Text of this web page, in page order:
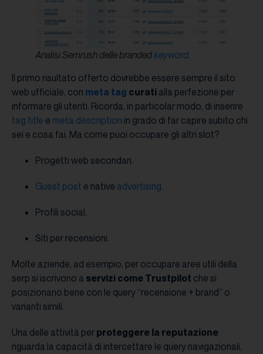
Analisi Semrush delle brandedkeyword.
Il primo risultato offerto dovrebbe essere sempre il sito
web ufficiale, con meta tag curati alla perfezione per
informare gli utenti. Ricorda, in particolar modo, di inserire
tag title e meta description in grado di far capire subito chi
sei e cosa fai. Ma come puoi occupare gli altri slot?
Progetti web secondari.
Guest post e native advertising.
Profili social.
Siti per recensioni.
Molte aziende, ad esempio, per occupare aree utili della
serp si iscrivono a servizi come Trustpilot che si
posizionano bene con le query “recensione + brand” o
varianti simili.
Una delle attività per proteggere la reputazione
riguarda la capacità di intercettare le query navigazionali,